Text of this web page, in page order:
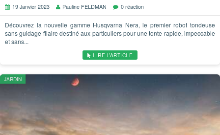
19 Janvier 2023
Pauline FELDMAN 0 réaction
Découvrez la nouvelle gamme Husqvarna Nera, le premier robot tondeuse
sans guidage filaire destiné aux particuliers pour une tonte rapide, impeccable
et sans...
LIRE L’ARTICLE
JARDIN